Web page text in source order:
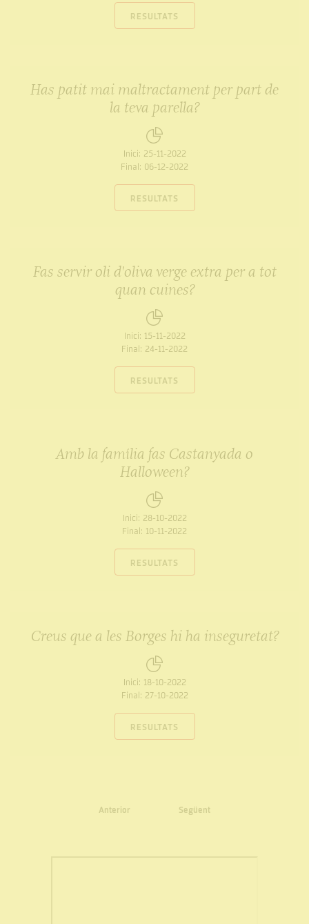
RESULTATS
Has patit mai maltractament per part de
la teva parella?
Inici: 25-11-2022
Final: 06-12-2022
RESULTATS
Fas servir oli d'oliva verge extra per a tot
quan cuines?
Inici: 15-11-2022
Final: 24-11-2022
RESULTATS
Amb la família fas Castanyada o
Halloween?
Inici: 28-10-2022
Final: 10-11-2022
RESULTATS
Creus que a les Borges hi ha inseguretat?
Inici: 18-10-2022
Final: 27-10-2022
RESULTATS
Anterior Següent